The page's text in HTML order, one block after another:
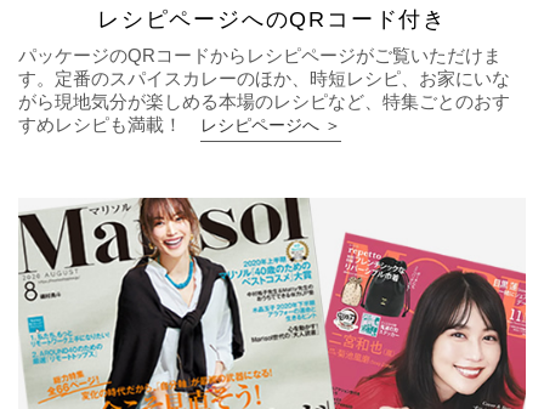
レシピページへのQRコード付き
パッケージのQRコードからレシピページがご覧いただけま
す。定番のスパイスカレーのほか、時短レシピ、お家にいな
がら現地気分が楽しめる本場のレシピなど、特集ごとのおす
すめレシピも満載！
レシピページへ ＞